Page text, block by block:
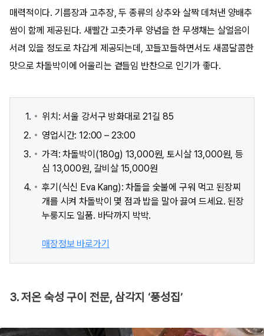
매력적이다. 기름장과 고추장, 두 종류의 상추와 살짝 데쳐낸 양배추
쌈이 함께 제공된다. 새빨간 고춧가루 양념을 한 무생채는 살얼음이
서려 있을 정도로 차갑게 제공되는데, 꼬들꼬들하면서도 새콤달콤한
맛으로 차돌박이에 어울리는 곁들임 반찬으로 인기가 좋다.
위치: 서울 강서구 방화대로 21길 85
영업시간: 12:00 – 23:00
가격: 차돌박이(180g) 13,000원, 토시살 13,000원, 등
심 13,000원, 갈비살 15,000원
후기(식신 Eva Kang): 차돌을 숯불에 구워 먹고 된장찌
개를 시켜 차돌박이 몇 점과 밥을 말아 끓여 드세요. 된장
누룽지도 일품. 바닥까지 박박.
매장정보 바로가기
3. 저온 숙성 구이 전문, 삼각지 ‘풍성집’